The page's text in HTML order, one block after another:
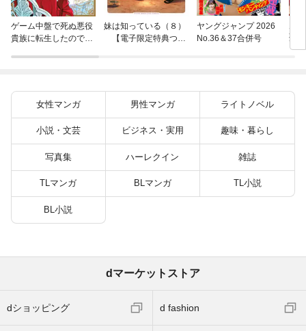
ゲーム中盤で死ぬ悪役
貴族に転生したので、
妹は知っている（８）
【電子限定特典つ
ヤングジャンプ 2026
No.36＆37合併号
聖
り
女性マンガ 男性マンガ ライトノベル
小説・文芸 ビジネス・実用 趣味・暮らし
写真集 ハーレクイン 雑誌
TLマンガ BLマンガ TL小説
BL小説
dマーケットストア
dショッピング d fashion